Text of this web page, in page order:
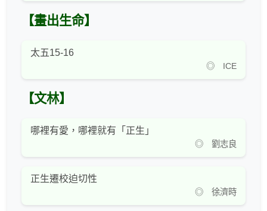
【畫出生命】
太五15-16
◎ ICE
【文林】
哪裡有愛，哪裡就有「正生」
◎ 劉志良
正生遷校迫切性
◎ 徐濟時